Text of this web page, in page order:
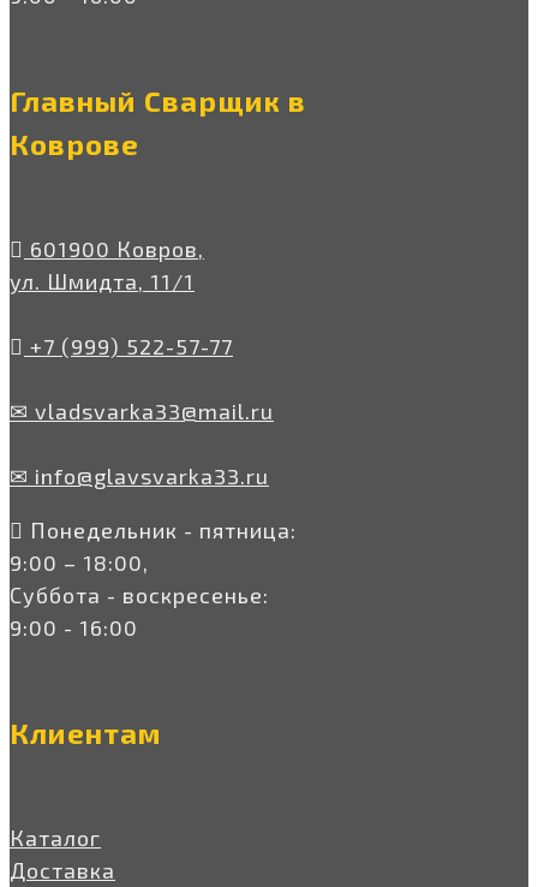
Главный Сварщик в
Коврове
601900 Ковров,
ул. Шмидта, 11/1
+7 (999) 522-57-77
✉ vladsvarka33@mail.ru
✉ info@glavsvarka33.ru
Понедельник - пятница:
9:00 – 18:00,
Суббота - воскресенье:
9:00 - 16:00
Клиентам
Каталог
Доставка